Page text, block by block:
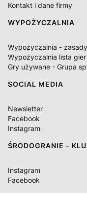
Kontakt i dane firmy
WYPOŻYCZALNIA
Wypożyczalnia - zasady
Wypożyczalnia lista gier
Gry używane - Grupa
SOCIAL MEDIA
Newsletter
Facebook
Instagram
ŚRODOGRANIE -
Instagram
Facebook